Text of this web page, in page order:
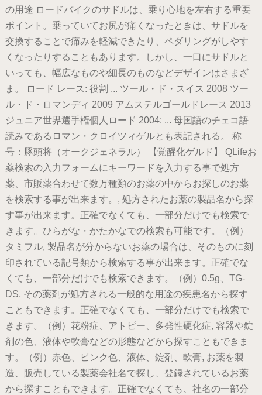
の用途 ロードバイクのサドルは、乗り心地を左右する重要
ポイント。乗っていてお尻が痛くなったときは、サドルを
交換することで痛みを軽減できたり、ペダリングがしやす
くなったりすることもあります。しかし、一口にサドルと
いっても、幅広なものや細長のものなどデザインはさまざ
ま。 ロード レース: 役割 ... ツール・ド・スイス 2008 ツー
ル・ド・ロマンディ 2009 アムステルゴールドレース 2013
ジュニア世界選手権個人ロード 2004: ... 母国語のチェコ語
読みであるロマン・クロイツィゲルとも表記される。 称
号：豚頭将（オークジェネラル） 【覚醒化ゲルド】 QLifeお
薬検索の入力フォームにキーワードを入力する事で処方
薬、市販薬合わせて数万種類のお薬の中からお探しのお薬
を検索する事が出来ます。, 処方されたお薬の製品名から探
す事が出来ます。正確でなくても、一部分だけでも検索で
きます。ひらがな・かたかなでの検索も可能です。（例）
タミフル, 製品名が分からないお薬の場合は、そのものに刻
印されている記号類から検索する事が出来ます。正確でな
くても、一部分だけでも検索できます。（例）0.5g、TG-
DS, その薬剤が処方される一般的な用途の疾患名から探す
こともできます。正確でなくても、一部分だけでも検索で
きます。（例）花粉症、アトピー、多発性硬化症, 容器や錠
剤の色、液体や軟膏などの形態などから探すこともできま
す。（例）赤色、ピンク色、液体、錠剤、軟膏, お薬を製
造、販売している製薬会社名で探し、登録されているお薬
から探すこともできます。正確でなくても、社名の一部分